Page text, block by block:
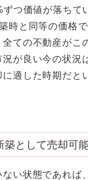
つ価値が落ちて
時と同等の価格
ての不動産がこ
況が良い今の状況
適した時期だと
築として売却可
い状態であれば